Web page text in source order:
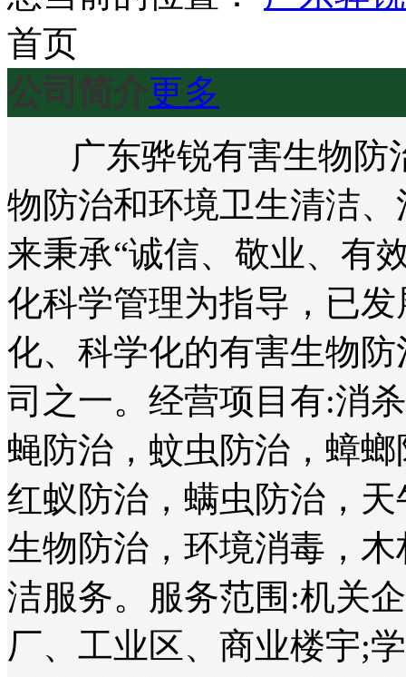
首页
公司简介更多
广东骅锐有害生物防
物防治和环境卫生清洁
来秉承“诚信、敬业、有
化科学管理为指导，已
化、科学化的有害生物
司之一。经营项目有:消
蝇防治，蚊虫防治，蟑
红蚁防治，螨虫防治，
生物防治，环境消毒，
洁服务。服务范围:机关
厂、工业区、商业楼宇;